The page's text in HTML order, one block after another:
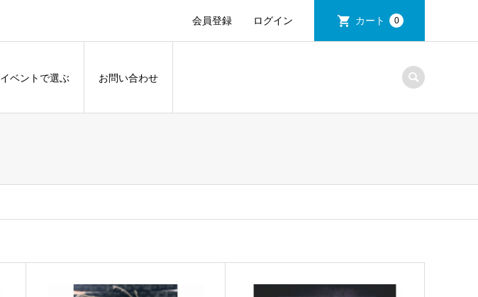
会員登録 ログイン カート 0
イベントで選ぶ お問い合わせ